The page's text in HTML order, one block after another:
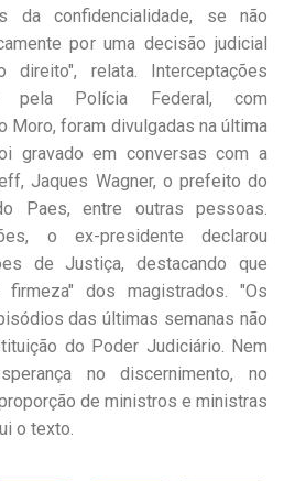
da confidencialidade, se não
por uma decisão judicial
relata. Interceptações
pela Polícia Federal, com
Moro, foram divulgadas na última
gravado em conversas com a
Jaques Wagner, o prefeito do
Paes, entre outras pessoas.
o ex-presidente declarou
de Justiça, destacando que
dos magistrados. "Os
das últimas semanas não
do Poder Judiciário. Nem
no discernimento, no
de ministros e ministras
o texto.